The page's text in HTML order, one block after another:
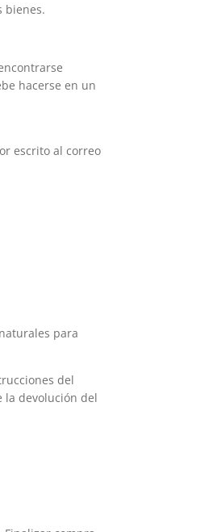
bienes.
hacerse en un
escrito al correo
para
del
la devolución del